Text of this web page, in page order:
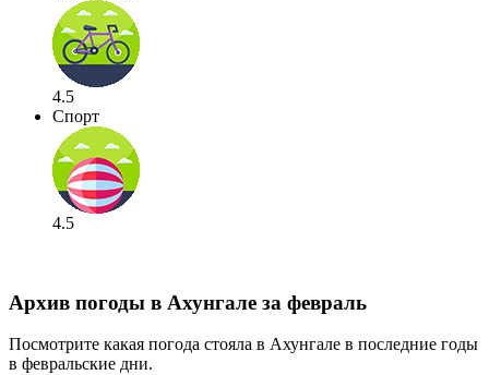
4.5
Спорт
4.5
Архив погоды в Ахунгале за февраль
Посмотрите какая погода стояла в Ахунгале в последние годы
в февральские дни.